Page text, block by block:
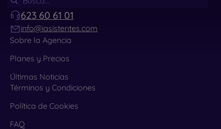
623 60 61 01
info@iasistentes.com
Sobre la Agencia
Planes y Precios
Últimas Noticias
Términos y Condiciones
Política de Cookies
FAQ